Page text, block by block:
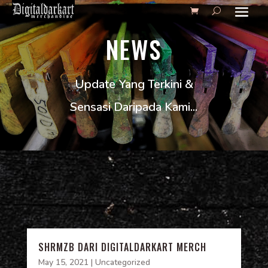
NEWS
Update Yang Terkini &
Sensasi Daripada Kami...
SHRMZB DARI DIGITALDARKART MERCH
May 15, 2021 | Uncategorized